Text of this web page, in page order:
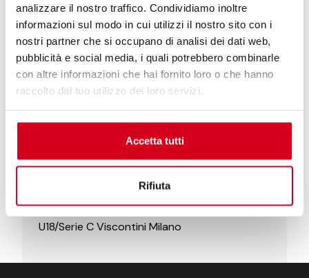
analizzare il nostro traffico. Condividiamo inoltre
informazioni sul modo in cui utilizzi il nostro sito con i
nostri partner che si occupano di analisi dei dati web,
pubblicità e social media, i quali potrebbero combinarle
con altre informazioni che hai fornito loro o che hanno
raccolto dal tuo utilizzo dei loro servizi.
Accetta tutti
Rifiuta
Ottobre 2019
Novembre 2018
Articoli recenti
Nuovi SYM TTLBT e Cruisym 400: la
rivoluzione dei maxiscooter arriva in Europa
Le atlete della SYM Viscontini a lezione di
SYM partner dell’evento True Love Impact
SYM Italia è il nuovo Title Sponsor della
U18/Serie C Viscontini Milano